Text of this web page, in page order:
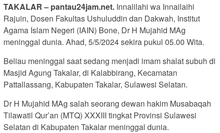
TAKALAR – pantau24jam.net. Innalilahi wa Innailaihi
Rajuin, Dosen Fakultas Ushuluddin dan Dakwah, Institut
Agama Islam Negeri (IAIN) Bone, Dr H Mujahid MAg
meninggal dunia. Ahad, 5/5/2024 sekira pukul 05.00 Wita.
Beliau meninggal saat sedang menjadi imam shalat subuh di
Masjid Agung Takalar, di Kalabbirang, Kecamatan
Pattallassang, Kabupaten Takalar, Sulawesi Selatan.
Dr H Mujahid MAg salah seorang dewan hakim Musabaqah
Tilawatil Qur’an (MTQ) XXXIII tingkat Provinsi Sulawesi
Selatan di Kabupaten Takalar meninggal dunia.